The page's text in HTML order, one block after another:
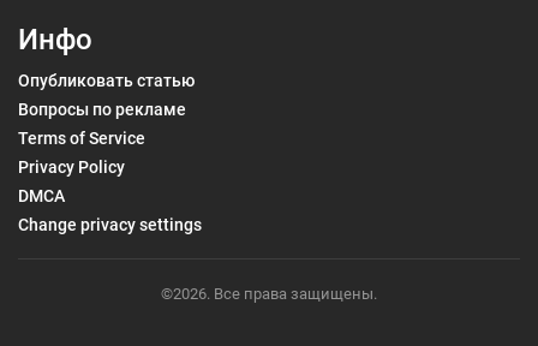
Инфо
Опубликовать статью
Вопросы по рекламе
Terms of Service
Privacy Policy
DMCA
Change privacy settings
©2026. Все права защищены.